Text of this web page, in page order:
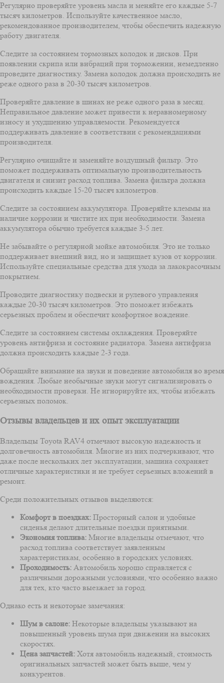
Регулярно проверяйте уровень масла и меняйте его каждые 5-7
тысяч километров. Используйте качественное масло,
рекомендованное производителем, чтобы обеспечить надежную
работу двигателя.
Следите за состоянием тормозных колодок и дисков. При
появлении скрипа или вибраций при торможении, немедленно
проведите диагностику. Замена колодок должна происходить не
реже одного раза в 20-30 тысяч километров.
Проверяйте давление в шинах не реже одного раза в месяц.
Неправильное давление может привести к неравномерному
износу и ухудшению управляемости. Рекомендуется
поддерживать давление в соответствии с рекомендациями
производителя.
Регулярно очищайте и заменяйте воздушный фильтр. Это
поможет поддерживать оптимальную производительность
двигателя и снизит расход топлива. Замена фильтра должна
происходить каждые 15-20 тысяч километров.
Следите за состоянием аккумулятора. Проверяйте клеммы на
наличие коррозии и чистите их при необходимости. Замена
аккумулятора обычно требуется каждые 3-5 лет.
Не забывайте о регулярной мойке автомобиля. Это не только
поддерживает внешний вид, но и защищает кузов от коррозии.
Используйте специальные средства для ухода за лакокрасочным
покрытием.
Проводите диагностику подвески и рулевого управления
каждые 20-30 тысяч километров. Это поможет избежать
серьезных проблем и обеспечит комфортное вождение.
Следите за состоянием системы охлаждения. Проверяйте
уровень антифриза и состояние радиатора. Замена антифриза
должна происходить каждые 2-3 года.
Обращайте внимание на звуки и поведение автомобиля во время
вождения. Любые необычные звуки могут сигнализировать о
необходимости проверки. Не игнорируйте их, чтобы избежать
серьезных поломок.
Отзывы владельцев и их опыт эксплуатации
Владельцы Toyota RAV4 отмечают высокую надежность и
долговечность автомобиля. Многие из них подчеркивают, что
даже после нескольких лет эксплуатации, машина сохраняет
отличные характеристики и не требует серьезных вложений в
ремонт.
Среди положительных отзывов выделяются:
Комфорт в поездках: Просторный салон и удобные
сиденья делают длительные поездки приятными.
Экономия топлива: Многие владельцы отмечают, что
расход топлива соответствует заявленным
характеристикам, особенно в городских условиях.
Проходимость: Автомобиль хорошо справляется с
различными дорожными условиями, что особенно важно
для тех, кто часто выезжает за город.
Однако есть и некоторые замечания:
Шум в салоне: Некоторые владельцы указывают на
повышенный уровень шума при движении на высоких
скоростях.
Цена запчастей: Хотя автомобиль надежный, стоимость
оригинальных запчастей может быть выше, чем у
конкурентов.